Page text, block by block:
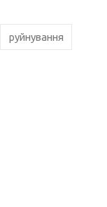
руйнування